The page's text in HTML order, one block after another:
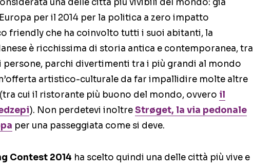
una delle città più vivibili del mondo: già
per il 2014 per la politica a zero impatto
friendly che ha coinvolto tutti i suoi abitanti, la
è ricchissima di storia antica e contemporanea, tra
persone, parchi divertimenti tra i più grandi al mondo
artistico-culturale da far impallidire molte altre
cui il ristorante più buono del mondo, ovvero il
). Non perdetevi inoltreStrøget, la via pedonale
per una passeggiata come si deve.
Contest 2014 ha scelto quindi una delle città più vive e